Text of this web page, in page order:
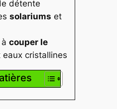
détente
solariums et
àcouper le
eaux cristallines